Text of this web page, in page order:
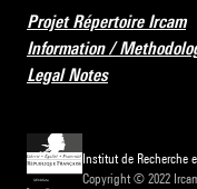
Projet Répertoire Ircam
Information /
Legal Notes
Institut de Recherche
Copyright © 2022